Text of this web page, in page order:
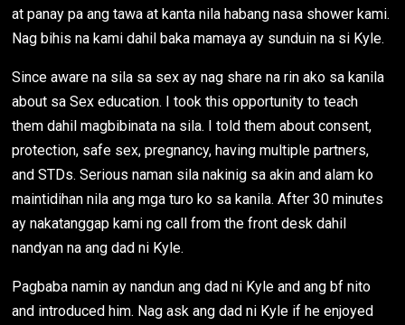
at panay pa ang tawa at kanta nila habang nasa shower kami.
Nag bihis na kami dahil baka mamaya ay sunduin na si Kyle.
Since aware na sila sa sex ay nag share na rin ako sa kanila
about sa Sex education. I took this opportunity to teach
them dahil magbibinata na sila. I told them about consent,
protection, safe sex, pregnancy, having multiple partners,
and STDs. Serious naman sila nakinig sa akin and alam ko
maintidihan nila ang mga turo ko sa kanila. After 30 minutes
ay nakatanggap kami ng call from the front desk dahil
nandyan na ang dad ni Kyle.
Pagbaba namin ay nandun ang dad ni Kyle and ang bf nito
and introduced him. Nag ask ang dad ni Kyle if he enjoyed